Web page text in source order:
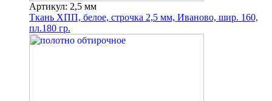
Артикул: 2,5 мм
Ткань ХПП, белое, строчка 2,5 мм, Иваново, шир. 160,
пл.180 гр.